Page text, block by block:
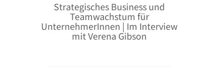
Strategisches Business und
Teamwachstum für
UnternehmerInnen | Im Interview
mit Verena Gibson